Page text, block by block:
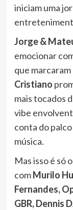
iniciam uma
Jorge &
emocionar
que
Cristiano
mais tocados
vibe
conta do
música.
Mas isso é só
comMurilo
Fernandes,
GBR, Dennis